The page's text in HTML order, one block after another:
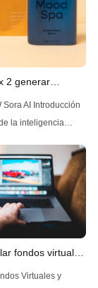
2 generar
sin
la inteligencia
modelo ha estado
por sus
de
imágenes: Flux 2,
Black Forest Labs.
de Flux AI, ha
fondos virtuales
de IA en Veo 3.
Virtuales y